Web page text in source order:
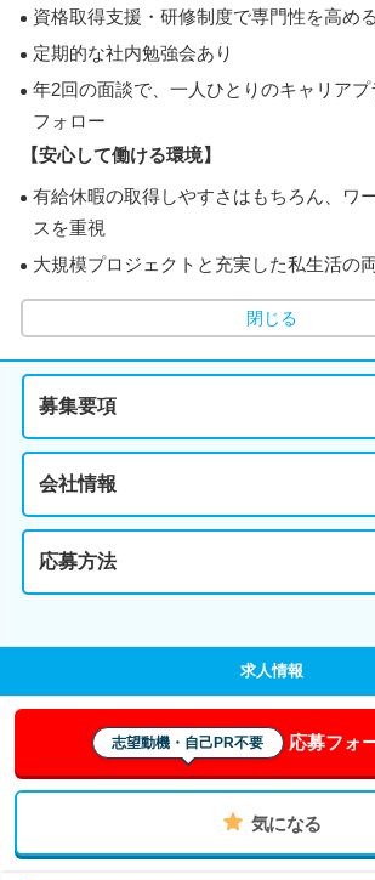
資格取得支援・研修制度で専門性を高め
定期的な社内勉強会あり
年2回の面談で、一人ひとりのキャリアプ
フォロー
【安心して働ける環境】
有給休暇の取得しやすさはもちろん、ワ
スを重視
大規模プロジェクトと充実した私生活の
閉じる
募集要項
会社情報
応募方法
求人情報
志望動機・自己PR不要 応募フォ
気になる